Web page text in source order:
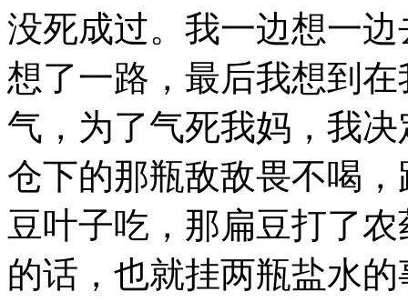
没死成过。我一边想一
想了一路，最后我想到
气，为了气死我妈，我
仓下的那瓶敌敌畏不喝
豆叶子吃，那扁豆打了
的话，也就挂两瓶盐水